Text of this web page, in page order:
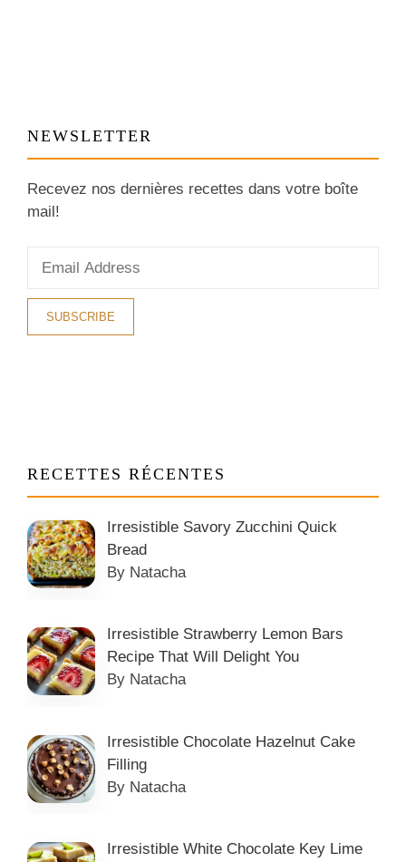
NEWSLETTER
Recevez nos dernières recettes dans votre boîte
mail!
RECETTES RÉCENTES
Irresistible Savory Zucchini Quick
Bread
By Natacha
Irresistible Strawberry Lemon Bars
Recipe That Will Delight You
By Natacha
Irresistible Chocolate Hazelnut Cake
Filling
By Natacha
Irresistible White Chocolate Key Lime